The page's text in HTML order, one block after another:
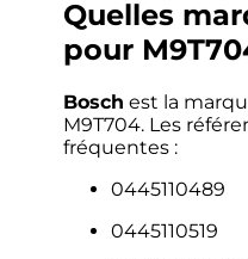
Quelles
pour
Bosch est la
M9T704. Les
fréquentes :
0445110489
0445110519